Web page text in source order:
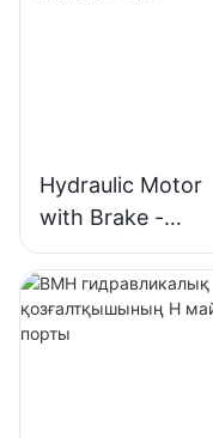
Hydraulic Motor
with Brake -
OMT/BMT Series